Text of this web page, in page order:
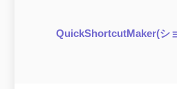
QuickShortcutMaker(シ